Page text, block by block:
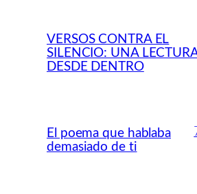
VERSOS CONTRA EL
SILENCIO: UNA
DESDE DENTRO
El poema que hablaba
demasiado de ti